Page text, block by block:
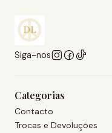
Siga-nos
Categorias
Contacto
Trocas e Devoluções